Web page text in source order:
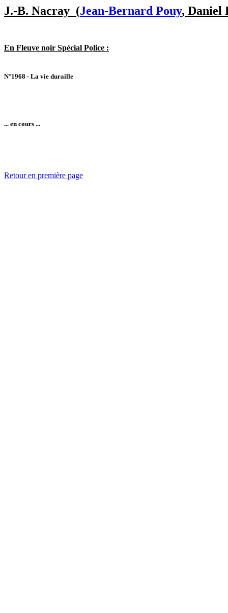
J.-B. Nacray (Jean-Bernard Pouy, Daniel
En Fleuve noir Spécial Police :
N°1968 - La vie duraille
... en cours ...
Retour en première page